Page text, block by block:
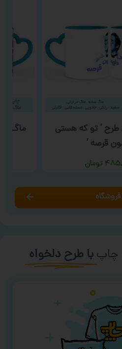
طرح ‘ تو که هستی
قرصه ‘
تومان
ماگ
فروشگاه
چاپ با طرح دلخواه